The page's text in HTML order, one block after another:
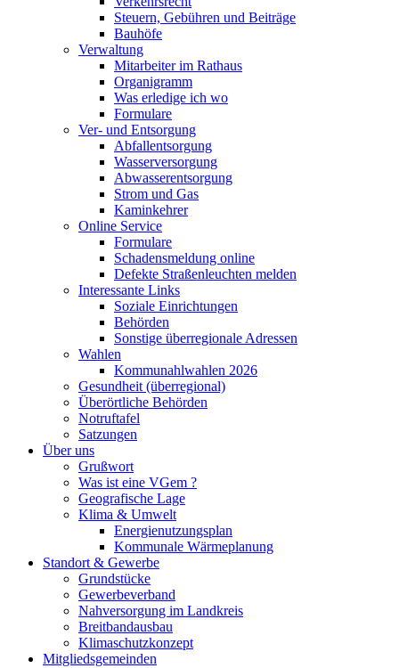
Steuern, Gebühren und Beiträge
Bauhöfe
Verwaltung
Mitarbeiter im Rathaus
Organigramm
Was erledige ich wo
Formulare
Ver- und Entsorgung
Abfallentsorgung
Wasserversorgung
Abwasserentsorgung
Strom und Gas
Kaminkehrer
Online Service
Formulare
Schadensmeldung online
Defekte Straßenleuchten melden
Interessante Links
Soziale Einrichtungen
Behörden
Sonstige überregionale Adressen
Wahlen
Kommunahlwahlen 2026
Gesundheit (überregional)
Überörtliche Behörden
Notruftafel
Satzungen
Über uns
Grußwort
Was ist eine VGem ?
Geografische Lage
Klima & Umwelt
Energienutzungsplan
Kommunale Wärmeplanung
Standort & Gewerbe
Grundstücke
Gewerbeverband
Nahversorgung im Landkreis
Breitbandausbau
Klimaschutzkonzept
Mitgliedsgemeinden